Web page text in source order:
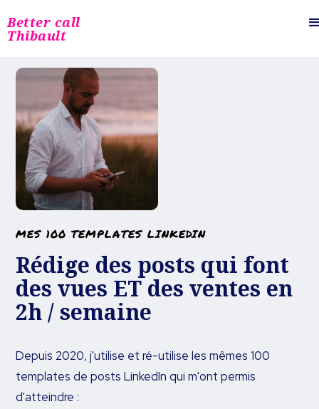
Better call
Thibault
MES 100 TEMPLATES LINKEDIN
Rédige des posts qui font
des vues ET des ventes en
2h / semaine
Depuis 2020, j'utilise et ré-utilise les mêmes 100
templates de posts LinkedIn qui m'ont permis
d'atteindre :